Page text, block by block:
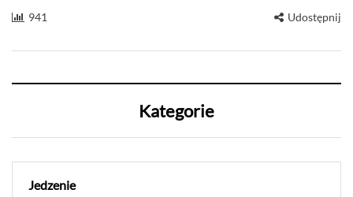
941 Udostępnij
Kategorie
Jedzenie